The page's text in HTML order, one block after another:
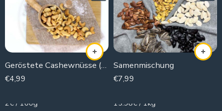
Geröstete Cashewnüsse (gesalzen)
€4,99
2€ / 100g
Samenmischung
€7,99
15.98€ / 1kg